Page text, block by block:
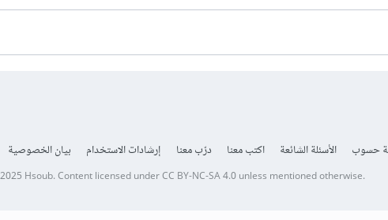
حسوب الأسئلة الشائعة اكتب معنا درّب معنا إرشادات الاستخدام بيان الخصوصية
Hsoub.Content licensed underCC BY-NC-SA 4.0unless mentioned otherwise.